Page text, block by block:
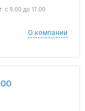
с 9.00 до 17.00
О компании